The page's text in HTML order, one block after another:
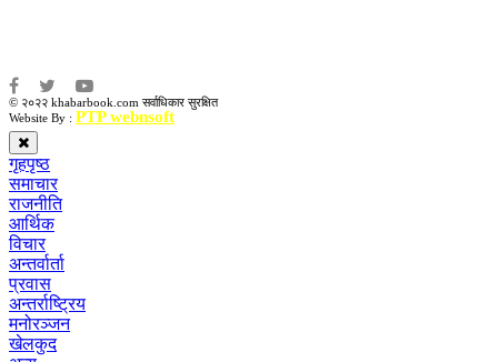
© २०२२ khabarbook.com सर्वाधिकार सुरक्षित
Website By : PTP webnsoft
गृहपृष्ठ
समाचार
राजनीति
आर्थिक
विचार
अन्तर्वार्ता
प्रवास
अन्तर्राष्ट्रिय
मनोरञ्जन
खेलकुद